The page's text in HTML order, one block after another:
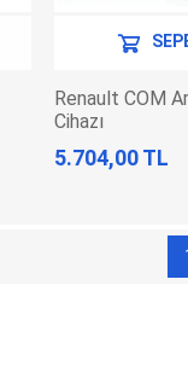
Renault COM
Cihazı
5.704,00 TL